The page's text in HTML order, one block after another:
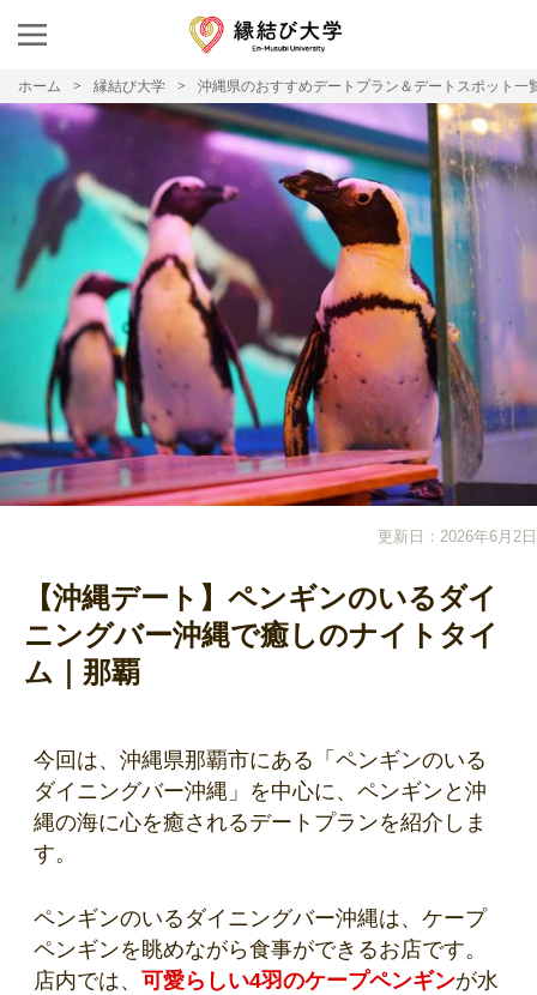
ホーム 縁結び大学 沖縄県のおすすめデートプラン＆デートスポット一
更新日：2026年6月2日
【沖縄デート】ペンギンのいるダイ
ニングバー沖縄で癒しのナイトタイ
ム｜那覇
今回は、沖縄県那覇市にある「ペンギンのいる
ダイニングバー沖縄」を中心に、ペンギンと沖
縄の海に心を癒されるデートプランを紹介しま
す。
ペンギンのいるダイニングバー沖縄は、ケープ
ペンギンを眺めながら食事ができるお店です。
店内では、 可愛らしい4羽のケープペンギンが水